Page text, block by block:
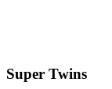
Super Twins